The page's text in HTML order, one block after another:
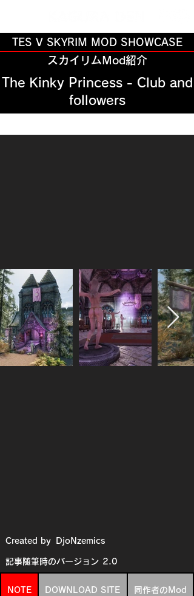
TES V SKYRIM MOD SHOWCASE
スカイリムMod紹介
The Kinky Princess - Club and
followers
Created by DjoNzemics
記事随筆時のバージョン 2.0
NOTE DOWNLOAD SITE 同作者のMod